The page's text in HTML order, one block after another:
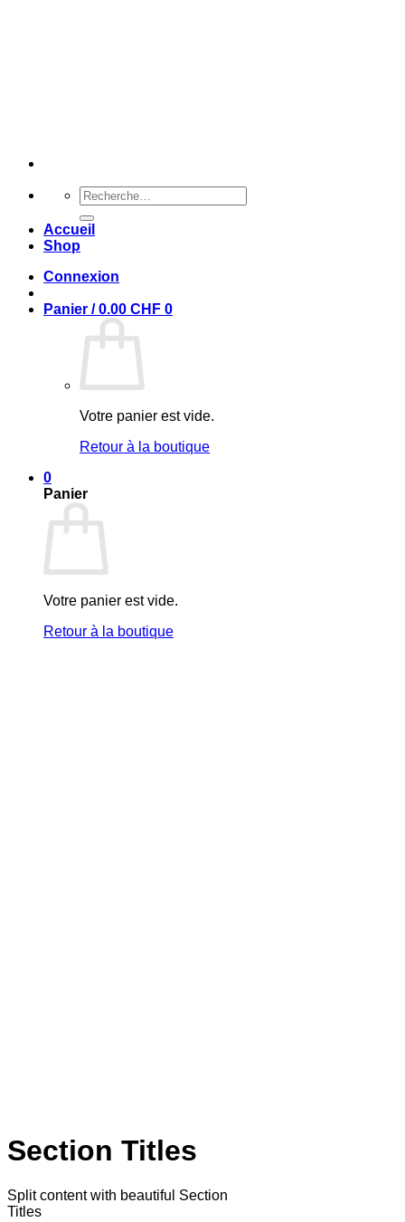
Recherche
pour :
Accueil
Shop
Connexion
Panier /0.00 CHF 0
Votre panier est vide.
Retour à la boutique
0
Panier
Votre panier est vide.
Retour à la boutique
Section Titles
Split content with beautiful Section
Titles